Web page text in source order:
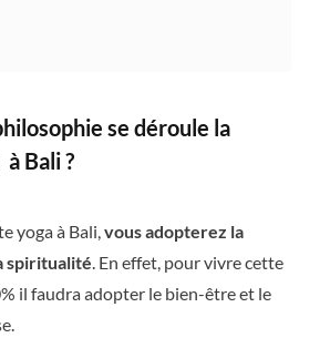
se déroule la
Bali ?
yoga à Bali,vous adopterez la
spiritualité. En effet, pour vivre cette
il faudra adopter le bien-être et le